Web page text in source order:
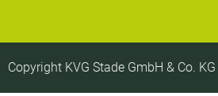
Copyright KVG Stade GmbH & Co. KG